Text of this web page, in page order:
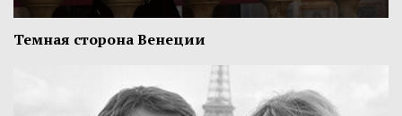
Темная сторона Венеции